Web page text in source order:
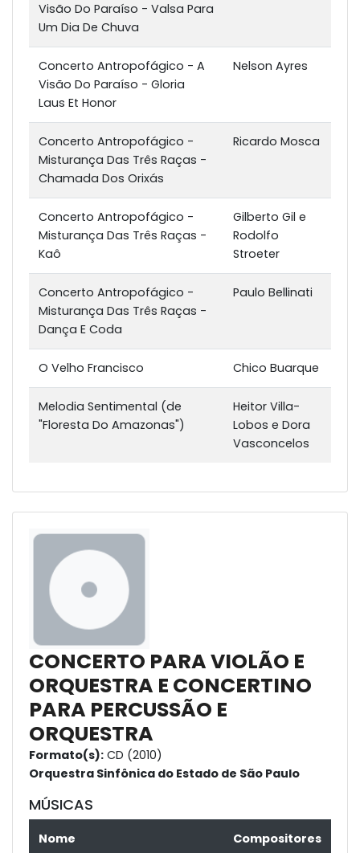
Visão Do Paraíso - Valsa Para
Um Dia De Chuva
Concerto Antropofágico - A
Visão Do Paraíso - Gloria
Laus Et Honor
Nelson Ayres
Concerto Antropofágico -
Misturança Das Três Raças -
Chamada Dos Orixás
Ricardo Mosca
Concerto Antropofágico -
Misturança Das Três Raças -
Kaô
Gilberto Gil e
Rodolfo
Stroeter
Concerto Antropofágico -
Misturança Das Três Raças -
Dança E Coda
Paulo Bellinati
O Velho Francisco Chico Buarque
Melodia Sentimental (de
"Floresta Do Amazonas")
Heitor Villa-
Lobos e Dora
Vasconcelos
CONCERTO PARA VIOLÃO E
ORQUESTRA E CONCERTINO
PARA PERCUSSÃO E
ORQUESTRA
Formato(s): CD (2010)
Orquestra Sinfônica do Estado de São Paulo
MÚSICAS
Nome Compositores